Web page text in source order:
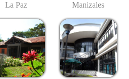
La Paz Manizales